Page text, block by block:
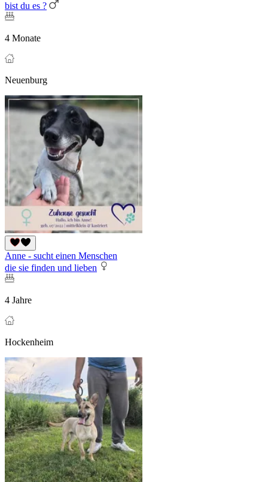
bist du es ?
4 Monate
Neuenburg
Anne - sucht einen Menschen
die sie finden und lieben
4 Jahre
Hockenheim